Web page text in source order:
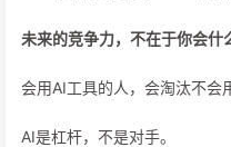
未来的竞争力，不在于你会什
会用AI工具的人，会淘汰不会
AI是杠杆，不是对手。